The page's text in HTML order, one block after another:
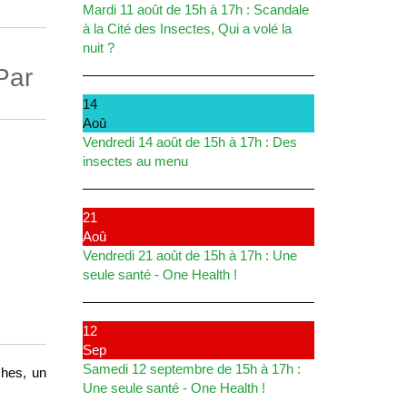
un
Mardi 11 août de 15h à 17h : Scandale
à la Cité des Insectes, Qui a volé la
nuit ?
14
Aoû
Vendredi 14 août de 15h à 17h : Des
insectes au menu
21
Aoû
Vendredi 21 août de 15h à 17h : Une
seule santé - One Health !
12
Sep
Samedi 12 septembre de 15h à 17h :
Une seule santé - One Health !